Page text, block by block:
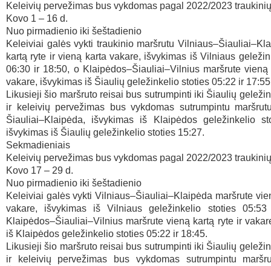
Keleivių pervežimas bus vykdomas pagal 2022/2023
Kovo 1 – 16 d.
Nuo pirmadienio iki šeštadienio
Keleiviai galės vykti traukinio maršrutu
kartą ryte ir vieną karta vakare, išvykimas iš Vilniaus
06:30 ir 18:50, o Klaipėdos–Šiauliai–Vilnius maršrute
vakare, išvykimas iš Šiaulių geležinkelio stoties 05:22 ir
Likusieji šio maršruto reisai bus sutrumpinti iki Šiaulių
ir keleivių pervežimas bus vykdomas sutrumpintu
Šiauliai–Klaipėda, išvykimas iš Klaipėdos geležinkelio
išvykimas iš Šiaulių geležinkelio stoties 15:27.
Sekmadieniais
Keleivių pervežimas bus vykdomas pagal 2022/2023
Kovo 17 – 29 d.
Nuo pirmadienio iki šeštadienio
Keleiviai galės vykti Vilniaus–Šiauliai–Klaipėda maršrute
vakare, išvykimas iš Vilniaus geležinkelio stoties
Klaipėdos–Šiauliai–Vilnius maršrute vieną kartą ryte ir
iš Klaipėdos geležinkelio stoties 05:22 ir 18:45.
Likusieji šio maršruto reisai bus sutrumpinti iki Šiaulių
ir keleivių pervežimas bus vykdomas sutrumpintu